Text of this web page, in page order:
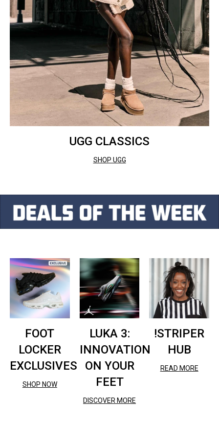
UGG CLASSICS
SHOP UGG
FOOT
LOCKER
EXCLUSIVES
SHOP NOW
LUKA 3:
INNOVATION
ON YOUR
FEET
DISCOVER MORE
!STRIPER
HUB
READ MORE